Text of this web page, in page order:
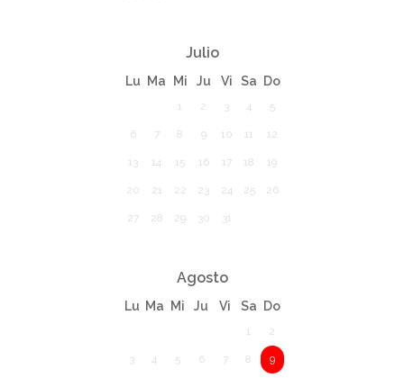
Julio
Lu Ma Mi Ju Vi Sa Do
1 2 3 4 5
6 7 8 9 10 11 12
13 14 15 16 17 18 19
20 21 22 23 24 25 26
27 28 29 30 31
Agosto
Lu Ma Mi Ju Vi Sa Do
1 2
3 4 5 6 7 8 9